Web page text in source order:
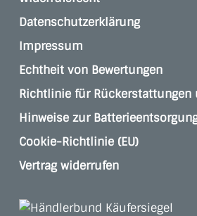
Datenschutzerklärung
Impressum
Echtheit von Bewertungen
Richtlinie für Rückerstattungen
Hinweise zur
Cookie-Richtlinie (EU)
Vertrag widerrufen